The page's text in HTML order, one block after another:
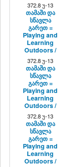
372.8 უ-13
თამაში და
სწავლა
გარეთ =
Playing and
Learning
Outdoors /
372.8 უ-13
თამაში და
სწავლა
გარეთ =
Playing and
Learning
Outdoors /
372.8 უ-13
თამაში და
სწავლა
გარეთ =
Playing and
Learning
Outdoors /